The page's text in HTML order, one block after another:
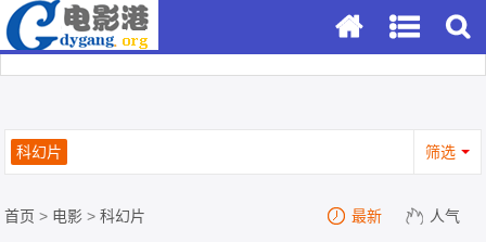
科幻片 筛选
首页 > 电影 >科幻片 最新 人气